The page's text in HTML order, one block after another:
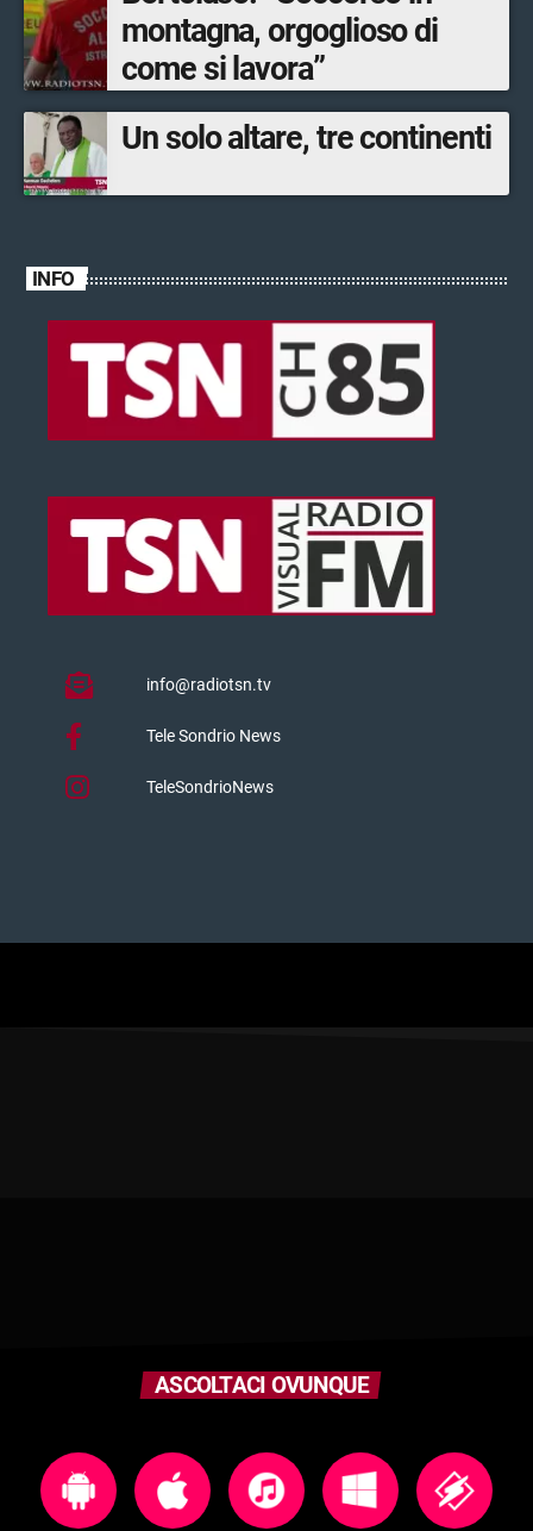
montagna, orgoglioso di
come si lavora”
Un solo altare, tre continenti
INFO
info@radiotsn.tv
Tele Sondrio News
TeleSondrioNews
ASCOLTACI OVUNQUE